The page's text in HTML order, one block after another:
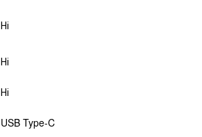
Ні
Ні
Ні
USB Type-C